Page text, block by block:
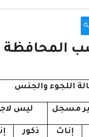
اللجوء والجنس
مسجل ليس
إناث ذكور